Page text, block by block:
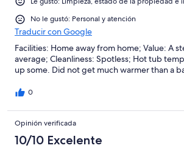
No le gustó: Personal y atención
Traducir con Google
Facilities: Home away from home; Value: A
average; Cleanliness: Spotless; Hot tub
up some. Did not get much warmer than a
0
Opinión verificada
10/10 Excelente